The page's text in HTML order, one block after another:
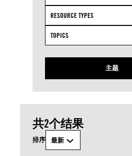
RESOURCE TYPES
TOPICS
主题
共2个结果
排序 最新